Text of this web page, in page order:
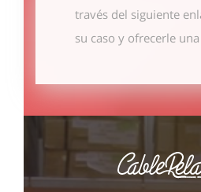
través del siguiente
su caso y ofrecerle